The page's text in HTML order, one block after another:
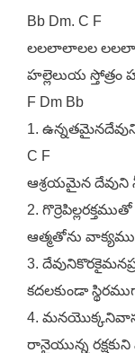
Bb Dm. C F
లలలాలాలల
హల్లెలుయ స్తోత్రం
F Dm Bb
1.
C F
ఆశ్రయమైన
2.
ఆత్మతోను
3.
కదలకుండా
4.
రానైయున్న